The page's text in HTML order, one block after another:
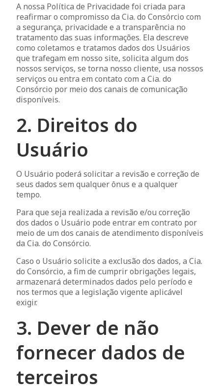
A nossa Política de Privacidade foi criada para
reafirmar o compromisso da Cia. do Consórcio com
a segurança, privacidade e a transparência no
tratamento das suas informações. Ela descreve
como coletamos e tratamos dados dos Usuários
que trafegam em nosso site, solicita algum dos
nossos serviços, se torna nosso cliente, usa nossos
serviços ou entra em contato com a Cia. do
Consórcio por meio dos canais de comunicação
disponíveis.
2. Direitos do
Usuário
O Usuário poderá solicitar a revisão e correção de
seus dados sem qualquer ônus e a qualquer
tempo.
Para que seja realizada a revisão e/ou correção
dos dados o Usuário pode entrar em contrato por
meio de um dos canais de atendimento disponíveis
da Cia. do Consórcio.
Caso o Usuário solicite a exclusão dos dados, a Cia.
do Consórcio, a fim de cumprir obrigações legais,
armazenará determinados dados pelo período e
nos termos que a legislação vigente aplicável
exigir.
3. Dever de não
fornecer dados de
terceiros